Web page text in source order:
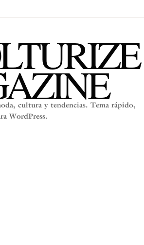
cultura y tendencias. Tema rápido,
WordPress.